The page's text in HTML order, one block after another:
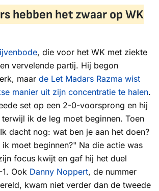
hebben het zwaar op WK
, die voor het WK met ziekte
vervelende partij. Hij begon
maar de Let Madars Razma wist
manier uit zijn concentratie te halen.
set op een 2-0-voorsprong en hij
ik de leg moet beginnen. Toen
dacht nog: wat ben je aan het doen?
moet beginnen?" Na die actie was
focus kwijt en gaf hij het duel
Ook Danny Noppert, de nummer
kwam niet verder dan de tweede